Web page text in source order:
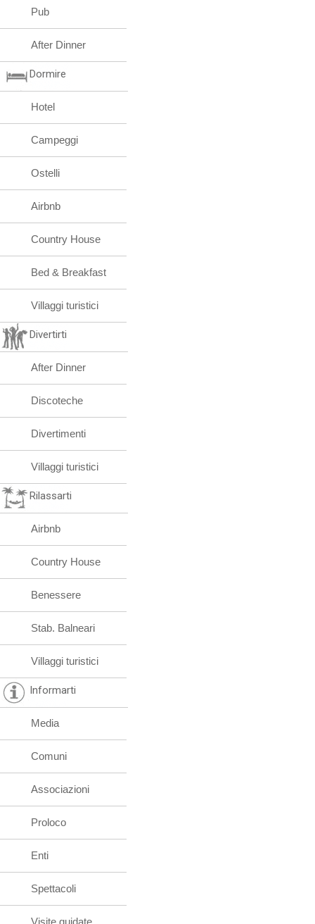
Pub
After Dinner
Dormire
Hotel
Campeggi
Ostelli
Airbnb
Country House
Bed & Breakfast
Villaggi turistici
Divertirti
After Dinner
Discoteche
Divertimenti
Villaggi turistici
Rilassarti
Airbnb
Country House
Benessere
Stab. Balneari
Villaggi turistici
Informarti
Media
Comuni
Associazioni
Proloco
Enti
Spettacoli
Visite guidate